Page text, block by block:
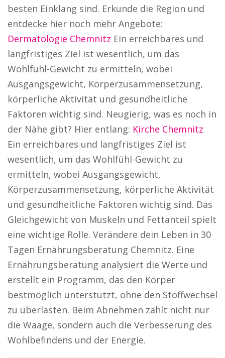
besten Einklang sind. Erkunde die Region und
entdecke hier noch mehr Angebote:
Dermatologie Chemnitz Ein erreichbares und
langfristiges Ziel ist wesentlich, um das
Wohlfühl-Gewicht zu ermitteln, wobei
Ausgangsgewicht, Körperzusammensetzung,
körperliche Aktivität und gesundheitliche
Faktoren wichtig sind. Neugierig, was es noch in
der Nähe gibt? Hier entlang: Kirche Chemnitz
Ein erreichbares und langfristiges Ziel ist
wesentlich, um das Wohlfühl-Gewicht zu
ermitteln, wobei Ausgangsgewicht,
Körperzusammensetzung, körperliche Aktivität
und gesundheitliche Faktoren wichtig sind. Das
Gleichgewicht von Muskeln und Fettanteil spielt
eine wichtige Rolle. Verändere dein Leben in 30
Tagen Ernährungsberatung Chemnitz. Eine
Ernährungsberatung analysiert die Werte und
erstellt ein Programm, das den Körper
bestmöglich unterstützt, ohne den Stoffwechsel
zu überlasten. Beim Abnehmen zählt nicht nur
die Waage, sondern auch die Verbesserung des
Wohlbefindens und der Energie.